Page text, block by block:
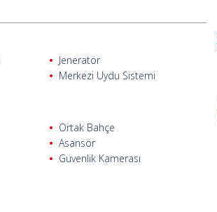
Jeneratör
Merkezi Uydu Sistemi
Ortak Bahçe
Asansör
Güvenlik Kamerası